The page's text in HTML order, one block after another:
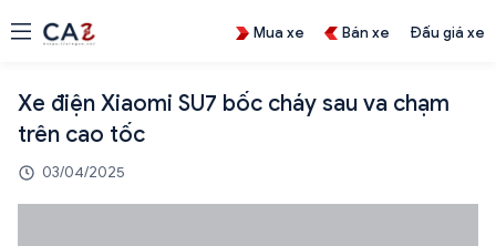
Mua xe Bán xe Đấu giá xe
Xe điện Xiaomi SU7 bốc cháy sau va chạm
trên cao tốc
03/04/2025